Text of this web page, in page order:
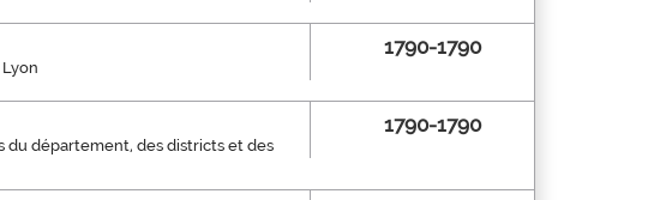
1790-1790
département, des districts et des
1790-1790